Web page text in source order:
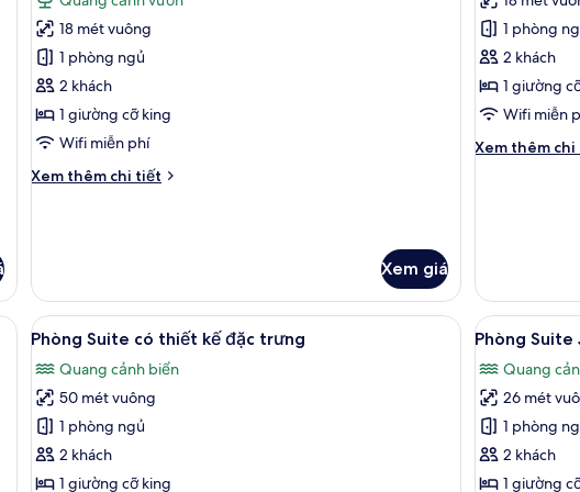
biển
công,
quang
cảnh
biển
cả
ảnh
Phòng
đôi
Superior,
quang
vườn
18 mét vuông
1 phòng ngủ
2 khách
1 giường cỡ king
Wifi miễn phí
Xem thêm chi tiết
Chi
Superior,
quang
cảnh
Xem giá
cả
ảnh
Double
Superior,
NO
view
1 phòng
2 khách
1 giường
Wifi miễn
Xem thêm
Chi
sea
view
cảnh biển | 1 phòng ngủ, nệm có lớp đệm bông, minibar, két bảo mật tại phòng
Xem
tất
cả
ảnh
Phòng
Suite
có
Phòng Suite có thiết kế đặc trưng | 1 phòng ngủ,
7
Phòng Suite có thiết kế đặc trưng
Quang cảnh biển
50 mét vuông
1 phòng ngủ
2 khách
1 giường cỡ king
Xem
tất
cả
ảnh
Phòng
Suite
Junior,
27
Phòng Suite
Quang
26 mét
1 phòng
2 khách
1 giường